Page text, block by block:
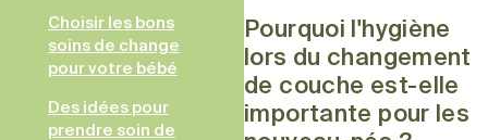
Choisir les bons
soins de change
pour votre bébé
Des idées pour
prendre soin de
Pourquoi l'hygiène
lors du changement
de couche est-elle
importante pour les